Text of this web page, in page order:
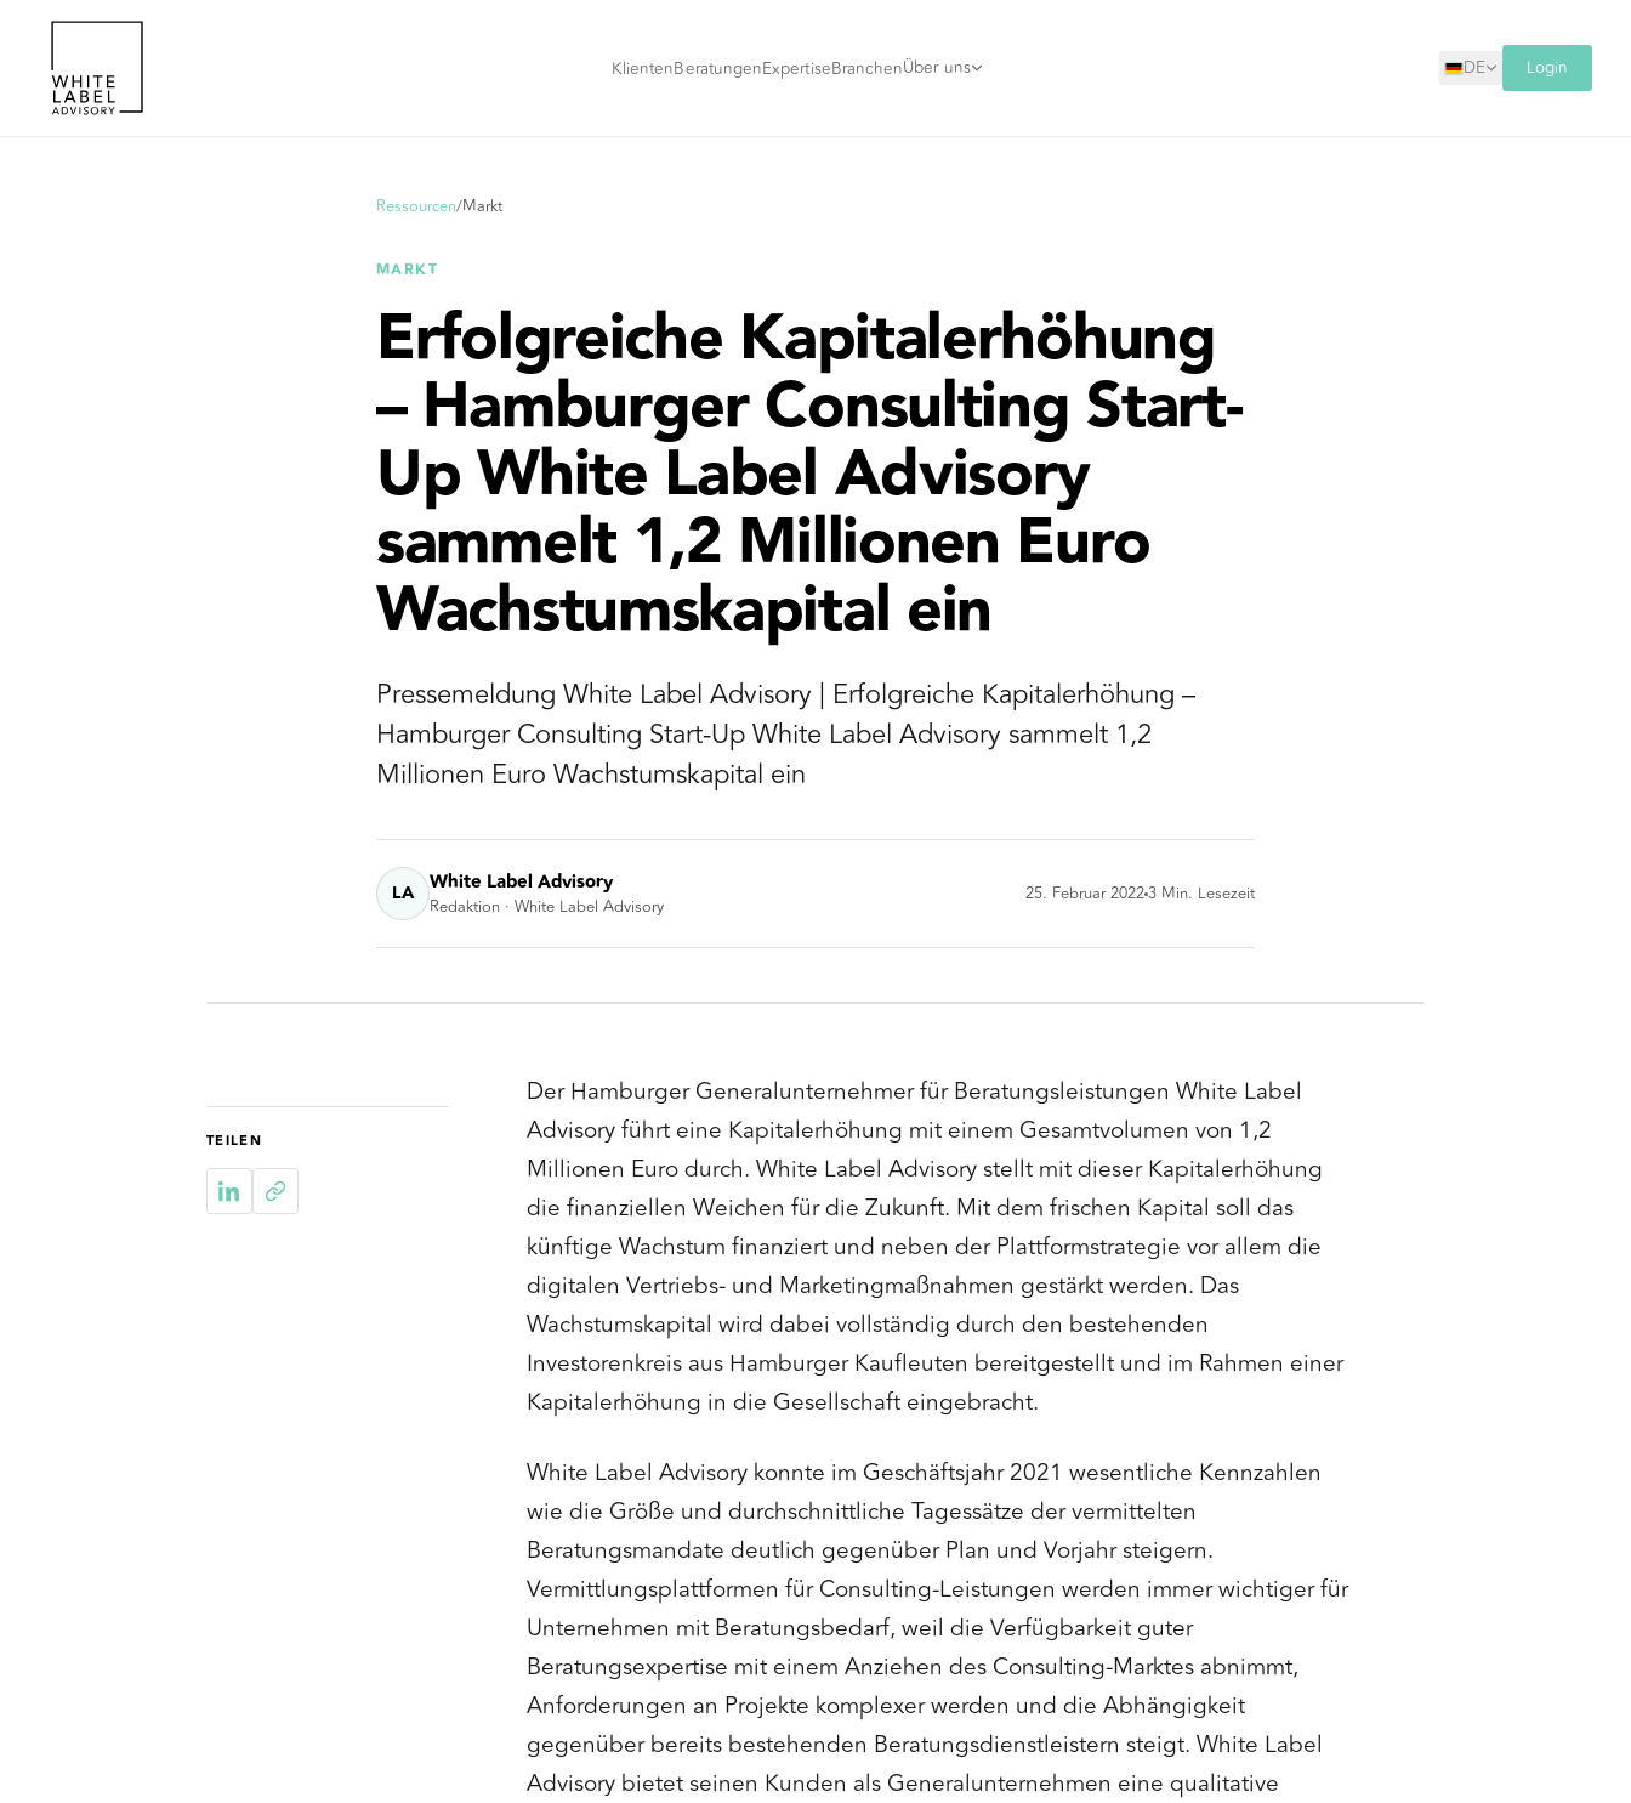
KlientenBeratungenExpertiseBranchenÜber uns DE Login
Ressourcen/Markt
MARKT
Erfolgreiche Kapitalerhöhung
– Hamburger Consulting Start-
Up White Label Advisory
sammelt 1,2 Millionen Euro
Wachstumskapital ein
Pressemeldung White Label Advisory | Erfolgreiche Kapitalerhöhung –
Hamburger Consulting Start-Up White Label Advisory sammelt 1,2
Millionen Euro Wachstumskapital ein
LA White Label Advisory
Redaktion · White Label Advisory
25. Februar 20223 Min. Lesezeit
TEILEN
Der Hamburger Generalunternehmer für Beratungsleistungen White Label
Advisory führt eine Kapitalerhöhung mit einem Gesamtvolumen von 1,2
Millionen Euro durch. White Label Advisory stellt mit dieser Kapitalerhöhung
die finanziellen Weichen für die Zukunft. Mit dem frischen Kapital soll das
künftige Wachstum finanziert und neben der Plattformstrategie vor allem die
digitalen Vertriebs- und Marketingmaßnahmen gestärkt werden. Das
Wachstumskapital wird dabei vollständig durch den bestehenden
Investorenkreis aus Hamburger Kaufleuten bereitgestellt und im Rahmen einer
Kapitalerhöhung in die Gesellschaft eingebracht.
White Label Advisory konnte im Geschäftsjahr 2021 wesentliche Kennzahlen
wie die Größe und durchschnittliche Tagessätze der vermittelten
Beratungsmandate deutlich gegenüber Plan und Vorjahr steigern.
Vermittlungsplattformen für Consulting-Leistungen werden immer wichtiger für
Unternehmen mit Beratungsbedarf, weil die Verfügbarkeit guter
Beratungsexpertise mit einem Anziehen des Consulting-Marktes abnimmt,
Anforderungen an Projekte komplexer werden und die Abhängigkeit
gegenüber bereits bestehenden Beratungsdienstleistern steigt. White Label
Advisory bietet seinen Kunden als Generalunternehmen eine qualitative